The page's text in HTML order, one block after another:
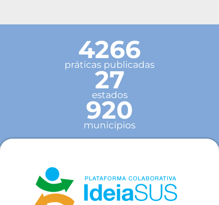
4266
práticas publicadas
27
estados
920
municípios